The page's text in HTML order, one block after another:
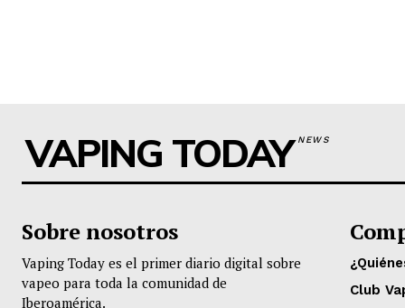
VAPING TODAYNEWS
Sobre nosotros
Vaping Today es el primer diario digital sobre
vapeo para toda la comunidad de
Iberoamérica.
Club